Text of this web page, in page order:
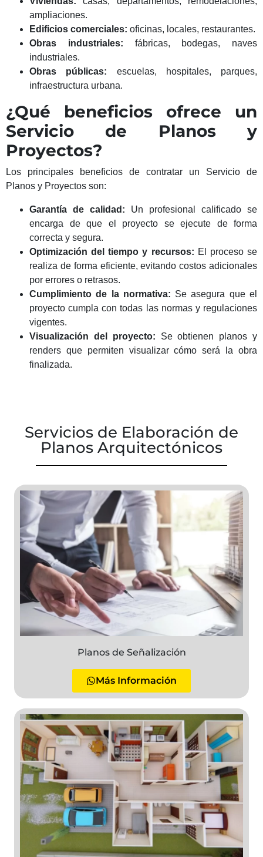
ampliaciones.
Edificios comerciales: oficinas, locales, restaurantes.
Obras industriales: fábricas, bodegas, naves
industriales.
Obras públicas: escuelas, hospitales, parques,
infraestructura urbana.
¿Qué beneficios ofrece un
Servicio de Planos y
Proyectos?
Los principales beneficios de contratar un Servicio de
Planos y Proyectos son:
Garantía de calidad: Un profesional calificado se
encarga de que el proyecto se ejecute de forma
correcta y segura.
Optimización del tiempo y recursos: El proceso se
realiza de forma eficiente, evitando costos adicionales
por errores o retrasos.
Cumplimiento de la normativa: Se asegura que el
proyecto cumpla con todas las normas y regulaciones
vigentes.
Visualización del proyecto: Se obtienen planos y
renders que permiten visualizar cómo será la obra
finalizada.
Servicios de Elaboración de
Planos Arquitectónicos
Planos de Señalización
Más Información